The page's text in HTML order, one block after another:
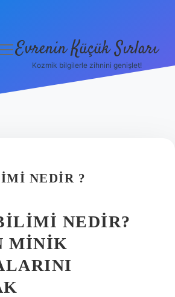
Evrenin Küçük Sırları
Kozmik bilgilerle zihnini genişlet!
NEDIR ?
NEDIR?
MINIK